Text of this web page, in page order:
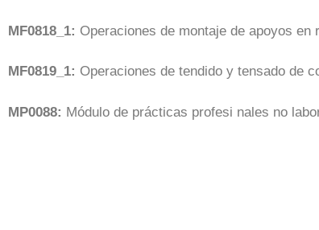
MF0818_1: Operaciones de montaje de apoyos
MF0819_1: Operaciones de tendido y tensado de
MP0088: Módulo de prácticas profesi nales no